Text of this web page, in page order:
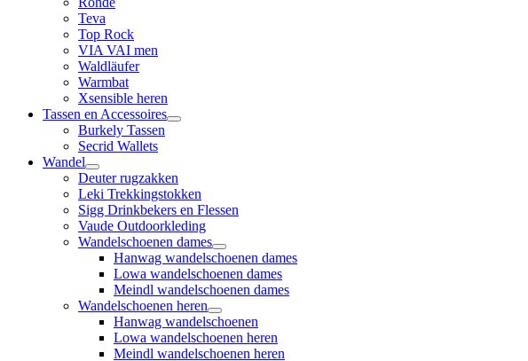
Teva
Top Rock
VIA VAI men
Waldläufer
Warmbat
Xsensible heren
Tassen en Accessoires
Burkely Tassen
Secrid Wallets
Wandel
Deuter rugzakken
Leki Trekkingstokken
Sigg Drinkbekers en Flessen
Vaude Outdoorkleding
Wandelschoenen dames
Hanwag wandelschoenen dames
Lowa wandelschoenen dames
Meindl wandelschoenen dames
Wandelschoenen heren
Hanwag wandelschoenen
Lowa wandelschoenen heren
Meindl wandelschoenen heren